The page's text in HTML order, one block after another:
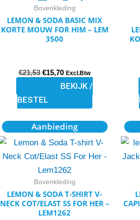
Bovenkleding
LEMON & SODA BASIC MIX
KORTE MOUW FOR HIM – LEM
3500
€21,53 €15,70 Excl.Btw
BEKIJK /
BESTEL
variaties.
Deze
optie
worden
op
Aanbieding
Bovenkleding
LEMON & SODA T-SHIRT V-
NECK COT/ELAST SS FOR HER –
LEM1262
Oorspronkelijke
prijs
was:
Huidige
prijs
is:
Dit
product
heeft
meerdere
variaties.
Deze
optie